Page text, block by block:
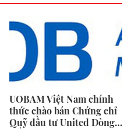
UOBAM Việt Nam chính
thức chào bán Chứng chỉ
Quỹ đầu tư United Dòng